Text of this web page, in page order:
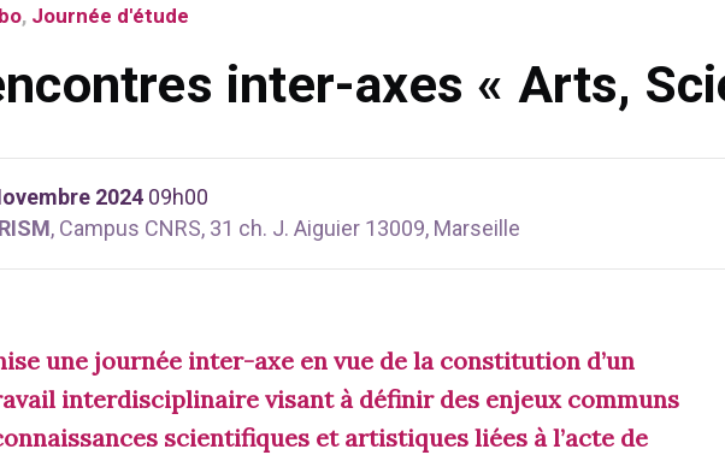
, Journée d'étude
inter-axes « Arts,
2024 09h00
, Campus CNRS, 31 ch. J. Aiguier 13009, Marseille
une journée inter-axe en vue de la constitution d’un
interdisciplinaire visant à définir des enjeux communs
scientifiques et artistiques liées à l’acte de